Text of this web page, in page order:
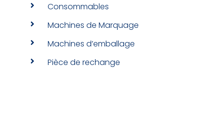
Consommables
Machines de Marquage
Machines d’emballage
Pièce de rechange